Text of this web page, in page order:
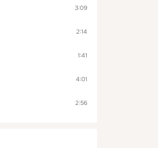
3:09
2:14
1:41
4:01
2:56